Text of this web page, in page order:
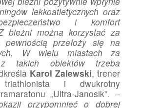
lekkoatletycznych oraz
i komfort
bieżni można korzystać za
przełoży się na
W wielu miastach za
z takich obiektów trzeba
Karol Zalewski, trener
triathlonista i dwukrotny
„Ultra-Janosik”. –
przypomnieć o dobrej